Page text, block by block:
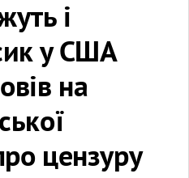
і
у США
на
цензуру